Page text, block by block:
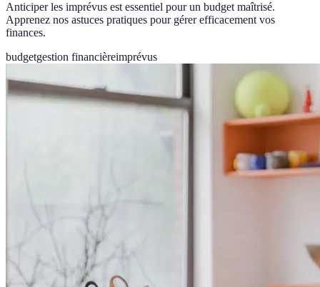
Anticiper les imprévus est essentiel pour un budget maîtrisé.
Apprenez nos astuces pratiques pour gérer efficacement vos
finances.
budgetgestion financièreimprévus